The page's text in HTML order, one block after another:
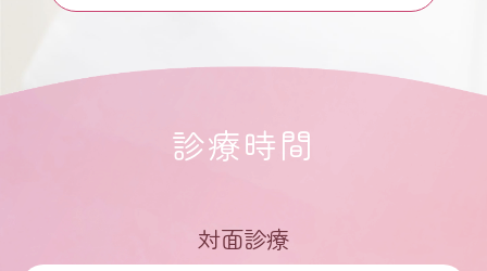
診療時間
対面診療